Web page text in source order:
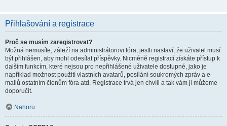
Přihlašování a registrace
Proč se musím zaregistrovat?
Možná nemusíte, záleží na administrátorovi fóra, jestli nastaví, že uživatel musí
být přihlášen, aby mohl odesílat příspěvky. Nicméně registrací získáte přístup k
dalším funkcím, které nejsou pro nepřihlášené uživatele dostupné, jako je
například možnost použití vlastních avatarů, posílání soukromých zpráv a e-
mailů ostatním členům fóra atd. Registrace trvá jen chvíli a tak vám ji můžeme
doporučit.
Nahoru